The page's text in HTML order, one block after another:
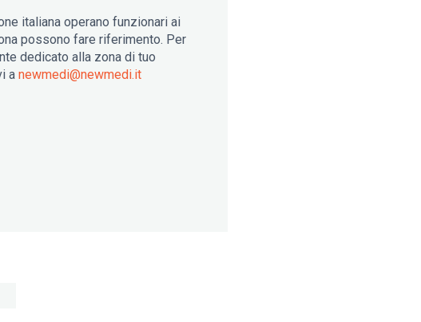
italiana operano funzionari ai
possono fare riferimento. Per
dedicato alla zona di tuo
a newmedi@newmedi.it